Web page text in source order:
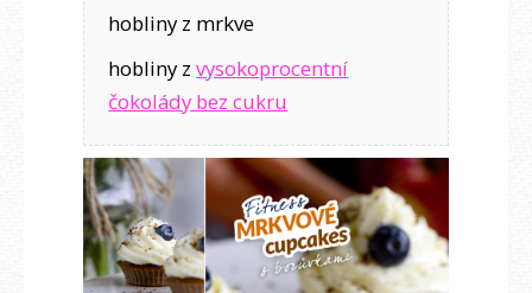
hobliny z mrkve
hobliny zvysokoprocentní
čokolády bez cukru